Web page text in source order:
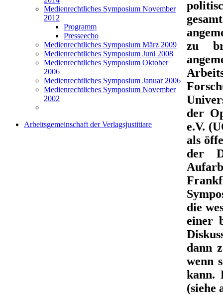
Medienrechtliches Symposium November
2012
Programm
Presseecho
Medienrechtliches Symposium März 2009
Medienrechtliches Symposium Juni 2008
Medienrechtliches Symposium Oktober
2006
Medienrechtliches Symposium Januar 2006
Medienrechtliches Symposium November
2002
Arbeitsgemeinschaft der Verlagsjustitiare
zu
der
e.V.
als
der
die
einer
dann
wenn
kann.
(siehe